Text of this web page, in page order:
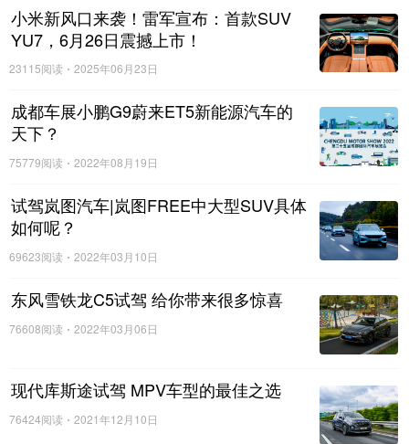
上路。
全家贴心关怀，邂逅舒享生活
与此同时，瑞虎7超能版坚持为每一位驾乘者带来舒享
体验。全系标配的主副驾驶电动座椅，只需轻轻一按，就能
轻松调节到合适的座椅角度，让副驾的宝妈妥妥地感受一把
而疫情当前，奶爸们也时刻关心着家人们的呼吸健康，
瑞虎7超能版早已考虑到位，特地准备了“空气净化神
需远程遥控，开启空调和座舱自洁系统，就可去除车内95%
以上0.3um的污染物，让萌娃宝妈在上车瞬间即可感受到洁净
此外，还有主驾位的电动腰托，可以让奶爸们长途驾车
时免除腰部疲劳；车尾的智能感应电动尾门，手提重物时抬
小米新风口来袭！雷军宣布：首款SUV
YU7，6月26日震撼上市！
23115阅读 2025年06月23日
成都车展小鹏G9蔚来ET5新能源汽车的
天下？
75779阅读 2022年08月19日
试驾岚图汽车|岚图FREE中大型SUV具体
如何呢？
69623阅读 2022年03月10日
东风雪铁龙C5试驾 给你带来很多惊喜
76608阅读 2022年03月06日
现代库斯途试驾 MPV车型的最佳之选
76424阅读 2021年12月10日